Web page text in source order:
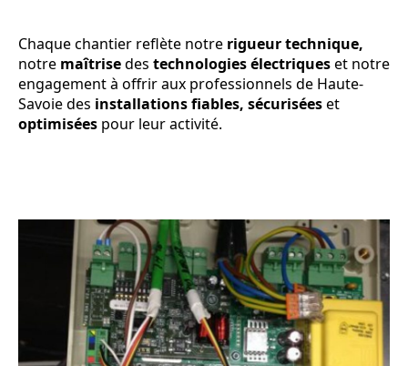
Chaque chantier reflète notre rigueur technique,
notre maîtrisedes technologies électriqueset notre
engagement à offrir aux professionnels de Haute-
Savoie des installations fiables, sécuriséeset
optimisées pour leur activité.